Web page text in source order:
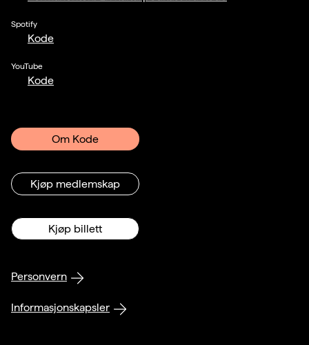
Spotify
Kode
YouTube
Kode
Om Kode
Kjøp medlemskap
Kjøp billett
Personvern
Informasjonskapsler